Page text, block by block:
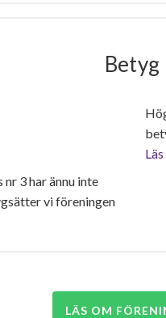
Betyg
3 har ännu inte
vi föreningen
LÄS OM